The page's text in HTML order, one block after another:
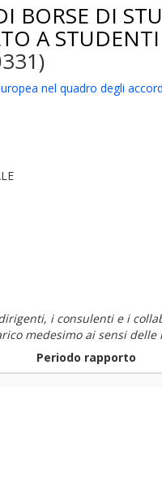
BORSE DI
A
nel quadro degli
i consulenti e i
medesimo ai sensi
Periodo rapporto